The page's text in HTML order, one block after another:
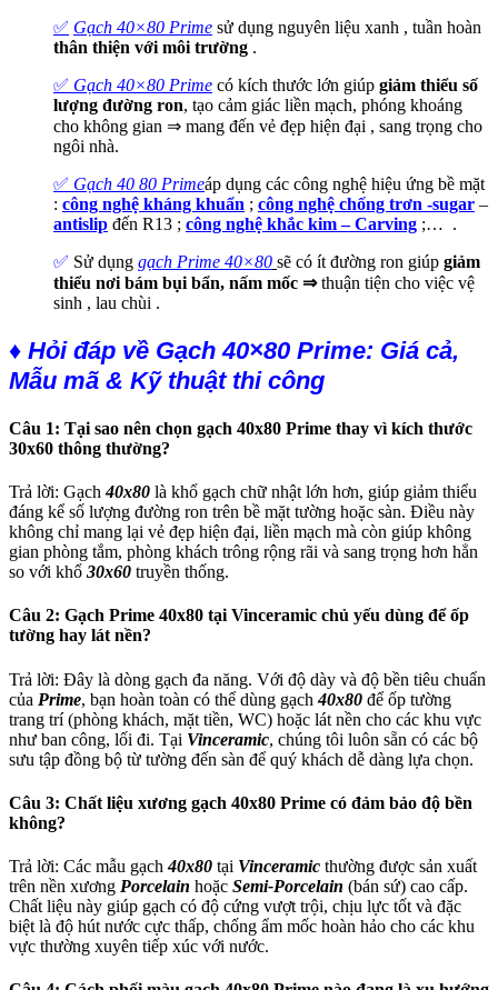
✅ Gạch 40×80 Prime sử dụng nguyên liệu xanh , tuần hoàn
thân thiện với môi trường .
✅ Gạch 40×80 Prime có kích thước lớn giúp giảm thiểu số
lượng đường ron, tạo cảm giác liền mạch, phóng khoáng
cho không gian ⇒ mang đến vẻ đẹp hiện đại , sang trọng cho
ngôi nhà.
✅ Gạch 40 80 Primeáp dụng các công nghệ hiệu ứng bề mặt
: công nghệ kháng khuẩn ; công nghệ chống trơn -sugar –
antislip đến R13 ; công nghệ khắc kim – Carving ;… .
✅ Sử dụng gạch Prime 40×80 sẽ có ít đường ron giúp giảm
thiểu nơi bám bụi bẩn, nấm mốc ⇒thuận tiện cho việc vệ
sinh , lau chùi .
♦ Hỏi đáp về Gạch 40×80 Prime: Giá cả,
Mẫu mã & Kỹ thuật thi công
Câu 1: Tại sao nên chọn gạch 40x80 Prime thay vì kích thước
30x60 thông thường?
Trả lời: Gạch40x80 là khổ gạch chữ nhật lớn hơn, giúp giảm thiểu
đáng kể số lượng đường ron trên bề mặt tường hoặc sàn. Điều này
không chỉ mang lại vẻ đẹp hiện đại, liền mạch mà còn giúp không
gian phòng tắm, phòng khách trông rộng rãi và sang trọng hơn hẳn
so với khổ 30x60 truyền thống.
Câu 2: Gạch Prime 40x80 tại Vinceramic chủ yếu dùng để ốp
tường hay lát nền?
Trả lời: Đây là dòng gạch đa năng. Với độ dày và độ bền tiêu chuẩn
của Prime, bạn hoàn toàn có thể dùng gạch40x80 để ốp tường
trang trí (phòng khách, mặt tiền, WC) hoặc lát nền cho các khu vực
như ban công, lối đi. Tại Vinceramic, chúng tôi luôn sẵn có các bộ
sưu tập đồng bộ từ tường đến sàn để quý khách dễ dàng lựa chọn.
Câu 3: Chất liệu xương gạch 40x80 Prime có đảm bảo độ bền
không?
Trả lời: Các mẫu gạch40x80 tại Vinceramic thường được sản xuất
trên nền xương Porcelain hoặc Semi-Porcelain (bán sứ) cao cấp.
Chất liệu này giúp gạch có độ cứng vượt trội, chịu lực tốt và đặc
biệt là độ hút nước cực thấp, chống ẩm mốc hoàn hảo cho các khu
vực thường xuyên tiếp xúc với nước.